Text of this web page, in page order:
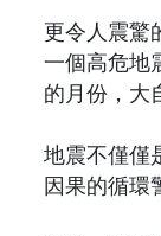
更令人震驚
一個高危地
的月份，大
地震不僅僅
因果的循環